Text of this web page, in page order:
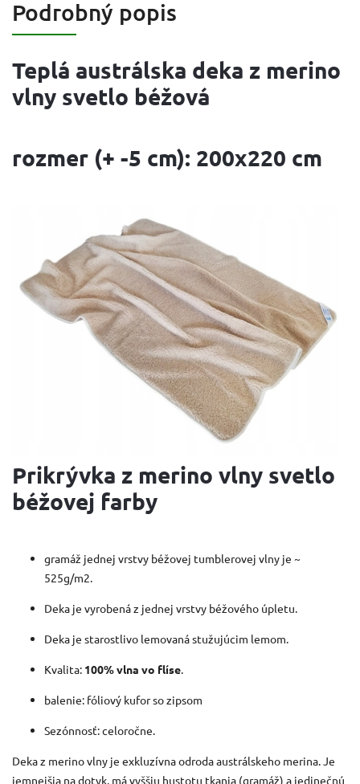
Podrobný popis
Teplá austrálska deka z merino
vlny svetlo béžová
rozmer (+ -5 cm): 200x220 cm
Prikrývka z merino vlny svetlo
béžovej farby
gramáž jednej vrstvy béžovej tumblerovej vlny je ~
525g/m2.
Deka je vyrobená z jednej vrstvy béžového úpletu.
Deka je starostlivo lemovaná stužujúcim lemom.
Kvalita: 100% vlna vo flíse.
balenie: fóliový kufor so zipsom
Sezónnosť: celoročne.
Deka z merino vlny je exkluzívna odroda austrálskeho merina.Je
jemnejšia na dotyk, má vyššiu hustotu tkania (gramáž) a jedinečnú